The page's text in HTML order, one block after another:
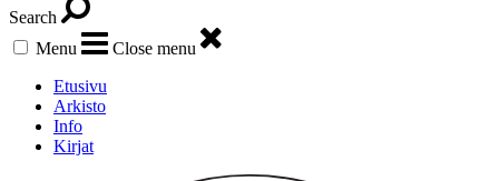
Search
Menu
Close menu
Etusivu
Arkisto
Info
Kirjat